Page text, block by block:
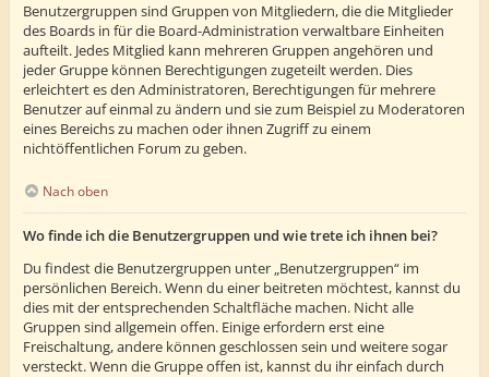
Benutzergruppen sind Gruppen von Mitgliedern, die die Mitglieder
des Boards in für die Board-Administration verwaltbare Einheiten
aufteilt. Jedes Mitglied kann mehreren Gruppen angehören und
jeder Gruppe können Berechtigungen zugeteilt werden. Dies
erleichtert es den Administratoren, Berechtigungen für mehrere
Benutzer auf einmal zu ändern und sie zum Beispiel zu Moderatoren
eines Bereichs zu machen oder ihnen Zugriff zu einem
nichtöffentlichen Forum zu geben.
Nach oben
Wo finde ich die Benutzergruppen und wie trete ich ihnen bei?
Du findest die Benutzergruppen unter „Benutzergruppen“ im
persönlichen Bereich. Wenn du einer beitreten möchtest, kannst du
dies mit der entsprechenden Schaltfläche machen. Nicht alle
Gruppen sind allgemein offen. Einige erfordern erst eine
Freischaltung, andere können geschlossen sein und weitere sogar
versteckt. Wenn die Gruppe offen ist, kannst du ihr einfach durch